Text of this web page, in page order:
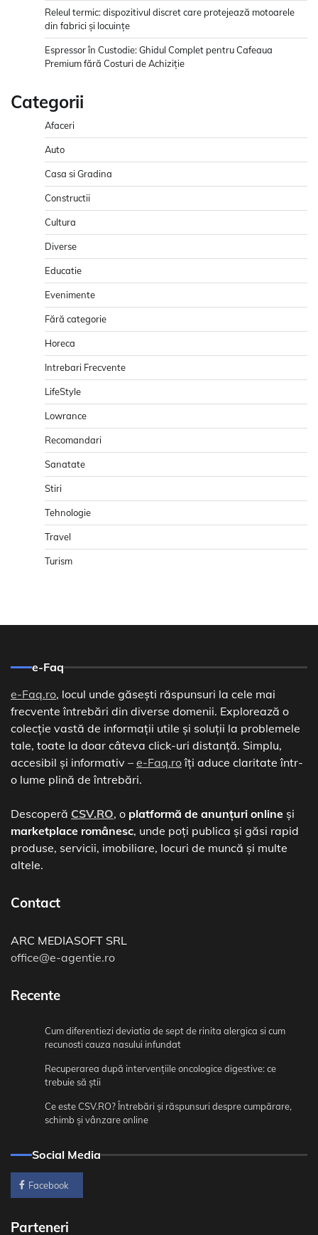
Releul termic: dispozitivul discret care protejează motoarele
din fabrici și locuințe
Espressor în Custodie: Ghidul Complet pentru Cafeaua
Premium fără Costuri de Achiziție
Categorii
Afaceri
Auto
Casa si Gradina
Constructii
Cultura
Diverse
Educatie
Evenimente
Fără categorie
Horeca
Intrebari Frecvente
LifeStyle
Lowrance
Recomandari
Sanatate
Stiri
Tehnologie
Travel
Turism
e-Faq
e-Faq.ro, locul unde găsești răspunsuri la cele mai
frecvente întrebări din diverse domenii. Explorează o
colecție vastă de informații utile și soluții la problemele
tale, toate la doar câteva click-uri distanță. Simplu,
accesibil și informativ – e-Faq.roîți aduce claritate într-
o lume plină de întrebări.
Descoperă CSV.RO, o platformă de anunțuri online și
marketplace românesc, unde poți publica și găsi rapid
produse, servicii, imobiliare, locuri de muncă și multe
altele.
Contact
ARC MEDIASOFT SRL
office@e-agentie.ro
Recente
Cum diferentiezi deviatia de sept de rinita alergica si cum
recunosti cauza nasului infundat
Recuperarea după intervențiile oncologice digestive: ce
trebuie să știi
Ce este CSV.RO? Întrebări și răspunsuri despre cumpărare,
schimb și vânzare online
Social Media
Facebook
Parteneri